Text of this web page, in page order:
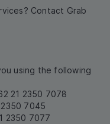
Contact Grab
using the following
21 2350 7078
7045
2350 7077